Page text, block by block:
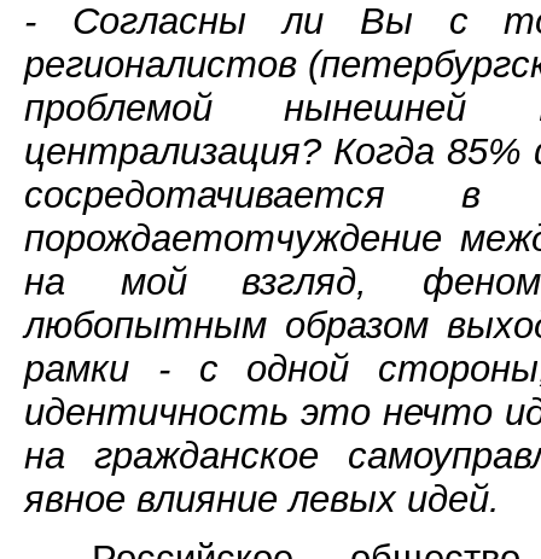
- Согласны ли Вы с
регионалистов
проблемой нынешней
централизация? Когда
порождаетотчуждение
на мой взгляд,
любопытным образом
рамки - с одной
идентичность это нечто
на гражданское
явное влияние левых идей.